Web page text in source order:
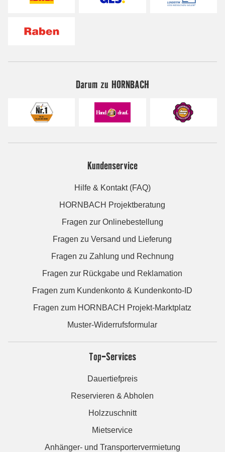
Darum zu HORNBACH
Kundenservice
Hilfe & Kontakt (FAQ)
HORNBACH Projektberatung
Fragen zur Onlinebestellung
Fragen zu Versand und Lieferung
Fragen zu Zahlung und Rechnung
Fragen zur Rückgabe und Reklamation
Fragen zum Kundenkonto & Kundenkonto-ID
Fragen zum HORNBACH Projekt-Marktplatz
Muster-Widerrufsformular
Top-Services
Dauertiefpreis
Reservieren & Abholen
Holzzuschnitt
Mietservice
Anhänger- und Transportervermietung